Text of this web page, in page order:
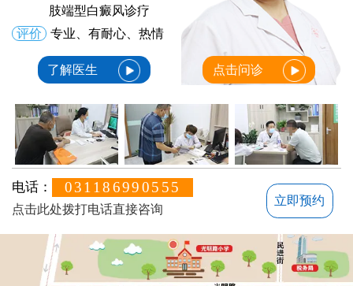
肢端型白癜风诊疗
评价
专业、有耐心、热情
了解医生 点击问诊
电话： 031186990555
点击此处拨打电话直接咨询
立即预约